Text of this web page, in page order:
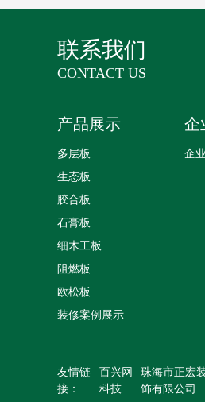
联系我们
CONTACT US
产品展示
多层板
生态板
胶合板
石膏板
细木工板
阻燃板
欧松板
装修案例展示
企
企
友情链
接：
百兴网
科技
珠海市正宏
饰有限公司